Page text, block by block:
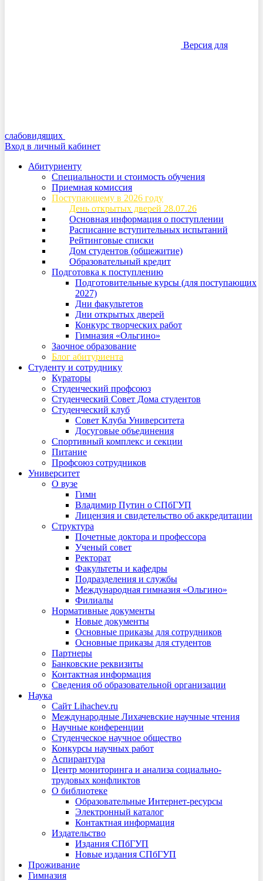
Версия для
слабовидящих
Вход в личный кабинет
Абитуриенту
Специальности и стоимость обучения
Приемная комиссия
Поступающему в 2026 году
День открытых дверей 28.07.26
Основная информация о поступлении
Расписание вступительных испытаний
Рейтинговые списки
Дом студентов (общежитие)
Образовательный кредит
Подготовка к поступлению
Подготовительные курсы (для поступающих
2027)
Дни факультетов
Дни открытых дверей
Конкурс творческих работ
Гимназия «Ольгино»
Заочное образование
Блог абитуриента
Студенту и сотруднику
Кураторы
Студенческий профсоюз
Студенческий Совет Дома студентов
Студенческий клуб
Совет Клуба Университета
Досуговые объединения
Спортивный комплекс и секции
Питание
Профсоюз сотрудников
Университет
О вузе
Гимн
Владимир Путин о СПбГУП
Лицензия и свидетельство об аккредитации
Структура
Почетные доктора и профессора
Ученый совет
Ректорат
Факультеты и кафедры
Подразделения и службы
Международная гимназия «Ольгино»
Филиалы
Нормативные документы
Новые документы
Основные приказы для сотрудников
Основные приказы для студентов
Партнеры
Банковские реквизиты
Контактная информация
Сведения об образовательной организации
Наука
Сайт Lihachev.ru
Международные Лихачевские научные чтения
Научные конференции
Студенческое научное общество
Конкурсы научных работ
Аспирантура
Центр мониторинга и анализа социально-
трудовых конфликтов
О библиотеке
Образовательные Интернет-ресурсы
Электронный каталог
Контактная информация
Издательство
Издания СПбГУП
Новые издания СПбГУП
Проживание
Гимназия